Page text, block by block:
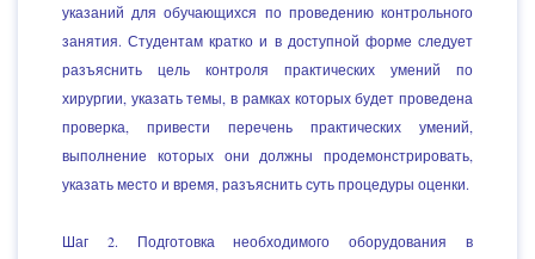
указаний для обучающихся по проведению контрольного
занятия. Студентам кратко и в доступной форме следует
разъяснить цель контроля практических умений по
хирургии, указать темы, в рамках которых будет проведена
проверка, привести перечень практических умений,
выполнение которых они должны продемонстрировать,
указать место и время, разъяснить суть процедуры оценки.
Шаг 2. Подготовка необходимого оборудования в